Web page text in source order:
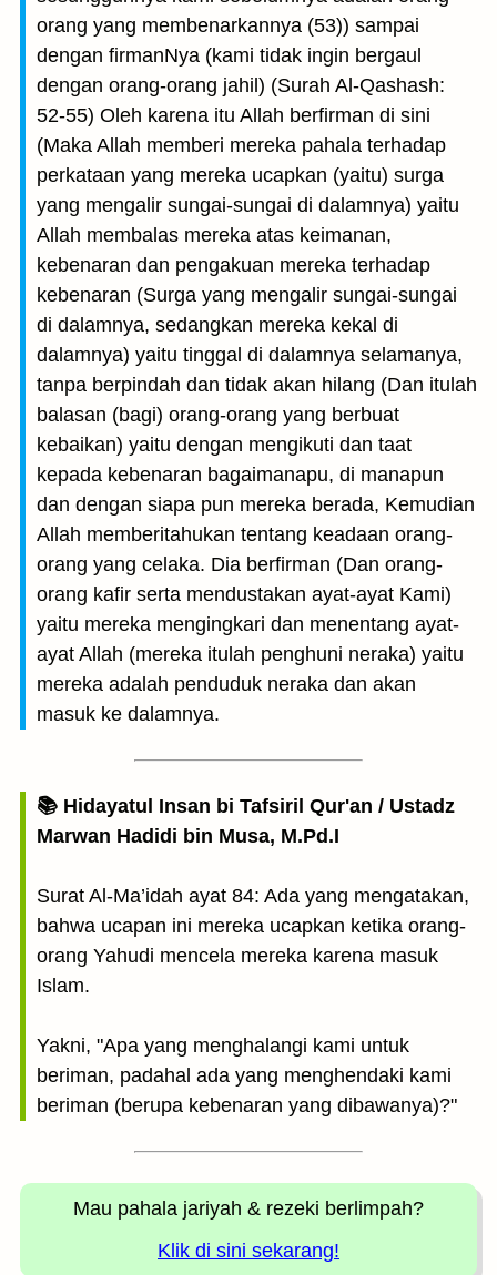
orang yang membenarkannya (53)) sampai
dengan firmanNya (kami tidak ingin bergaul
dengan orang-orang jahil) (Surah Al-Qashash:
52-55) Oleh karena itu Allah berfirman di sini
(Maka Allah memberi mereka pahala terhadap
perkataan yang mereka ucapkan (yaitu) surga
yang mengalir sungai-sungai di dalamnya) yaitu
Allah membalas mereka atas keimanan,
kebenaran dan pengakuan mereka terhadap
kebenaran (Surga yang mengalir sungai-sungai
di dalamnya, sedangkan mereka kekal di
dalamnya) yaitu tinggal di dalamnya selamanya,
tanpa berpindah dan tidak akan hilang (Dan itulah
balasan (bagi) orang-orang yang berbuat
kebaikan) yaitu dengan mengikuti dan taat
kepada kebenaran bagaimanapu, di manapun
dan dengan siapa pun mereka berada, Kemudian
Allah memberitahukan tentang keadaan orang-
orang yang celaka. Dia berfirman (Dan orang-
orang kafir serta mendustakan ayat-ayat Kami)
yaitu mereka mengingkari dan menentang ayat-
ayat Allah (mereka itulah penghuni neraka) yaitu
mereka adalah penduduk neraka dan akan
masuk ke dalamnya.
📚 Hidayatul Insan bi Tafsiril Qur'an / Ustadz
Marwan Hadidi bin Musa, M.Pd.I
Surat Al-Ma’idah ayat 84: Ada yang mengatakan,
bahwa ucapan ini mereka ucapkan ketika orang-
orang Yahudi mencela mereka karena masuk
Islam.
Yakni, "Apa yang menghalangi kami untuk
beriman, padahal ada yang menghendaki kami
beriman (berupa kebenaran yang dibawanya)?"
Mau pahala jariyah & rezeki berlimpah?
Klik di sini sekarang!